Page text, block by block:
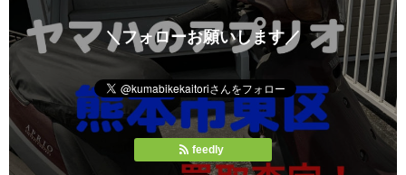
＼フォローお願いします／
feedly